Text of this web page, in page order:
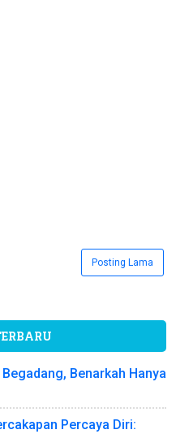
Posting Lama
Benarkah Hanya
Percaya Diri: